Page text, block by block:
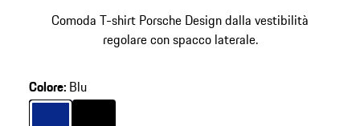
Comoda T-shirt Porsche Design dalla vestibilità
regolare con spacco laterale.
Colore: Blu
ColoreBluColore Nero